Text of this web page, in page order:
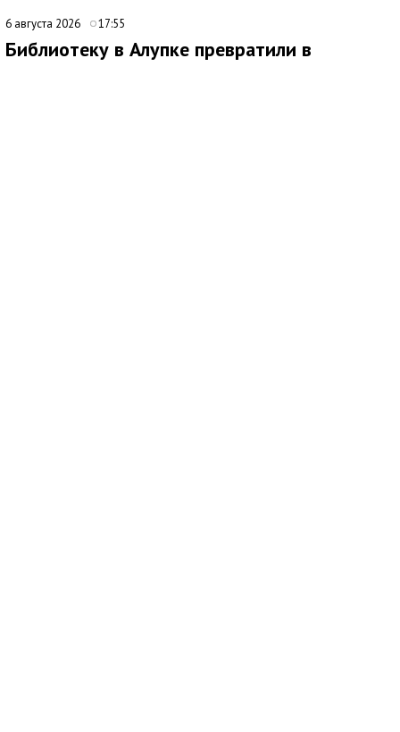
6 августа 2026 17:55
Библиотеку в Алупке превратили в